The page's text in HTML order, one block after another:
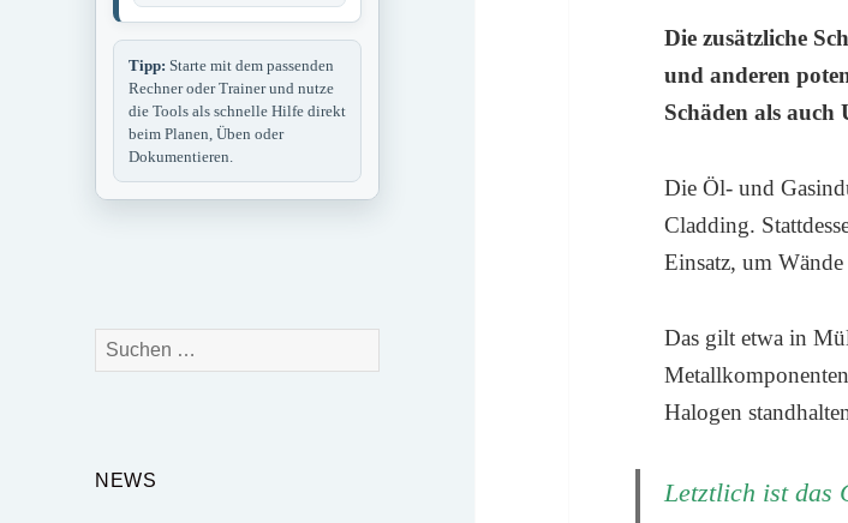
Tipp: Starte mit dem passenden
Rechner oder Trainer und nutze
die Tools als schnelle Hilfe direkt
beim Planen, Üben oder
Dokumentieren.
Suchen
nach:
NEWS
Die zusätzliche
und anderen
Schäden als auch
Die Öl- und
Cladding.
Einsatz, um
Das gilt etwa in
Halogen
Letztlich ist das